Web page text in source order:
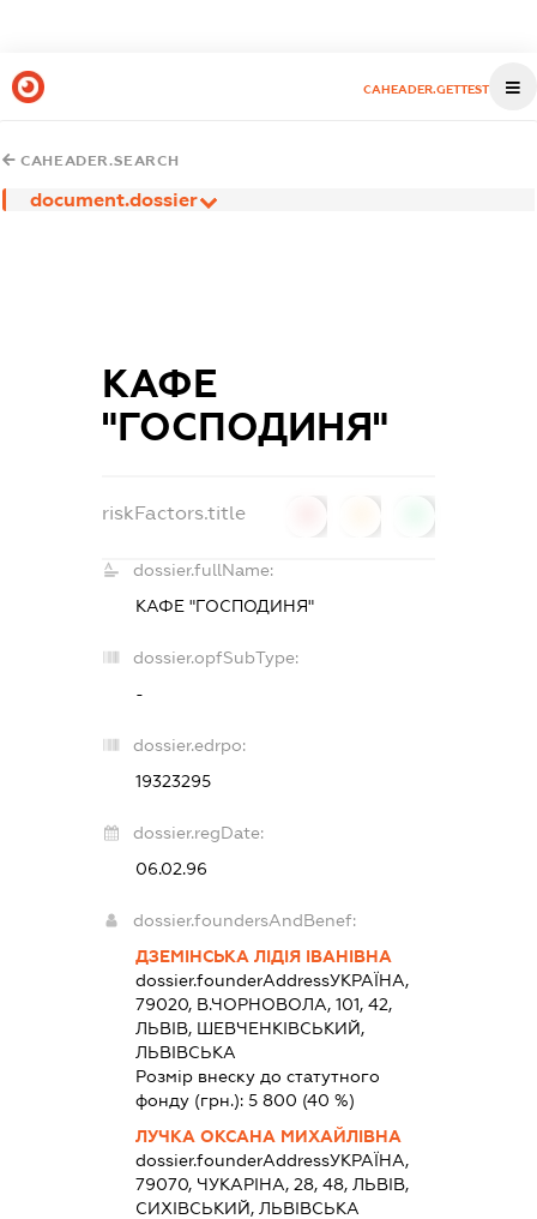
CAHEADER.GETTEST
CAHEADER.SEARCH
document.dossier
КАФЕ
"ГОСПОДИНЯ"
riskFactors.title
dossier.fullName:
КАФЕ "ГОСПОДИНЯ"
dossier.opfSubType:
-
dossier.edrpo:
19323295
dossier.regDate:
06.02.96
dossier.foundersAndBenef:
ДЗЕМІНСЬКА ЛІДІЯ ІВАНІВНА
dossier.founderAddressУКРАЇНА,
79020, В.ЧОРНОВОЛА, 101, 42,
ЛЬВІВ, ШЕВЧЕНКІВСЬКИЙ,
ЛЬВІВСЬКА
Розмір внеску до статутного
фонду (грн.): 5 800 (40 %)
ЛУЧКА ОКСАНА МИХАЙЛІВНА
dossier.founderAddressУКРАЇНА,
79070, ЧУКАРІНА, 28, 48, ЛЬВІВ,
СИХІВСЬКИЙ, ЛЬВІВСЬКА